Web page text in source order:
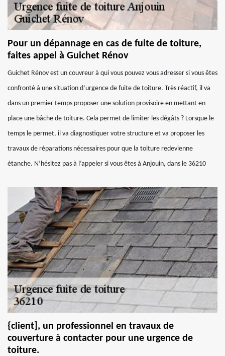
Pour un dépannage en cas de fuite de toiture,
faites appel à Guichet Rénov
Guichet Rénov est un couvreur à qui vous pouvez vous adresser si vous êtes
confronté à une situation d’urgence de fuite de toiture. Très réactif, il va
dans un premier temps proposer une solution provisoire en mettant en
place une bâche de toiture. Cela permet de limiter les dégâts ? Lorsque le
temps le permet, il va diagnostiquer votre structure et va proposer les
travaux de réparations nécessaires pour que la toiture redevienne
étanche. N’hésitez pas à l’appeler si vous êtes à Anjouin, dans le 36210
{client], un professionnel en travaux de
couverture à contacter pour une urgence de
toiture.